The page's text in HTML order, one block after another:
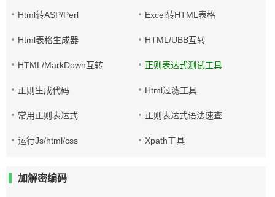
Html转ASP/Perl Excel转HTML表格
Html表格生成器 HTML/UBB互转
HTML/MarkDown互转 正则表达式测试工具
正则生成代码 Html过滤工具
常用正则表达式 正则表达式语法速查
运行Js/html/css Xpath工具
加解密编码